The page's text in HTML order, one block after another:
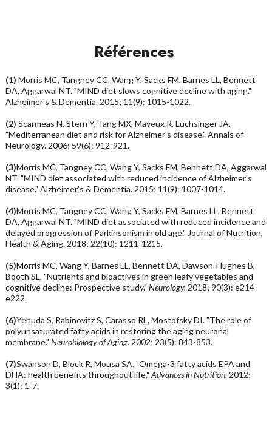
Références
(1) Morris MC, Tangney CC, Wang Y, Sacks FM, Barnes LL, Bennett
DA, Aggarwal NT. "MIND diet slows cognitive decline with aging."
Alzheimer's & Dementia. 2015; 11(9): 1015-1022.
(2) Scarmeas N, Stern Y, Tang MX, Mayeux R, Luchsinger JA.
"Mediterranean diet and risk for Alzheimer's disease." Annals of
Neurology. 2006; 59(6): 912-921.
(3)Morris MC, Tangney CC, Wang Y, Sacks FM, Bennett DA, Aggarwal
NT. "MIND diet associated with reduced incidence of Alzheimer's
disease." Alzheimer's & Dementia. 2015; 11(9): 1007-1014.
(4)Morris MC, Tangney CC, Wang Y, Sacks FM, Barnes LL, Bennett
DA, Aggarwal NT. "MIND diet associated with reduced incidence and
delayed progression of Parkinsonism in old age." Journal of Nutrition,
Health & Aging. 2018; 22(10): 1211-1215.
(5)Morris MC, Wang Y, Barnes LL, Bennett DA, Dawson-Hughes B,
Booth SL. "Nutrients and bioactives in green leafy vegetables and
cognitive decline: Prospective study." Neurology. 2018; 90(3): e214-
e222.
(6)Yehuda S, Rabinovitz S, Carasso RL, Mostofsky DI. "The role of
polyunsaturated fatty acids in restoring the aging neuronal
membrane." Neurobiology of Aging. 2002; 23(5): 843-853.
(7)Swanson D, Block R, Mousa SA. "Omega-3 fatty acids EPA and
DHA: health benefits throughout life." Advances in Nutrition. 2012;
3(1): 1-7.